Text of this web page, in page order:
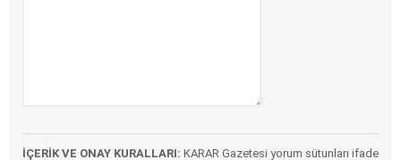
İÇERİK VE ONAY KURALLARI: KARAR Gazetesi yorum sütunları ifade